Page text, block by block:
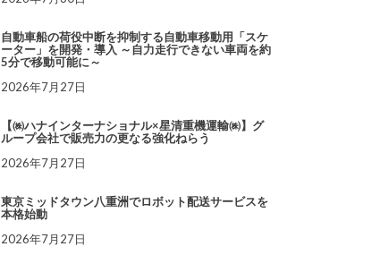
自動車船の荷役中断を抑制する自動車移動用「スケ
ーター」を開発・導入 ～自力走行できない車両を約
5分で移動可能に～
2026年7月27日
【㈱ハナインターナショナル×星清重機運輸㈱】グ
ループ会社で販売力の更なる強化ねらう
2026年7月27日
東京ミッドタウン八重洲でロボット配送サービスを
本格始動
2026年7月27日